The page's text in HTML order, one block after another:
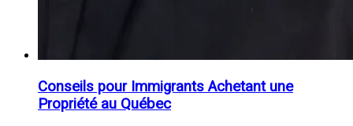
Conseils pour Immigrants Achetant une
Propriété au Québec